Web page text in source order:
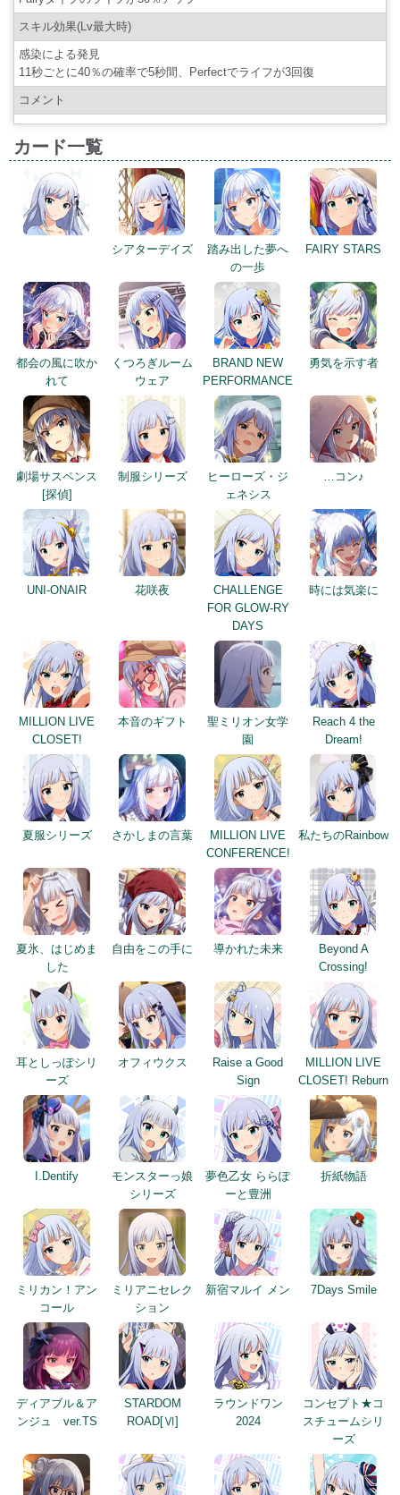
スキル効果(Lv最大時)
感染による発見
11秒ごとに40％の確率で5秒間、Perfectでライフが3回復
コメント
カード一覧
シアターデイズ
踏み出した夢へ
の一歩
FAIRY STARS
都会の風に吹か
れて
くつろぎルーム
ウェア
BRAND NEW
PERFORMANCE
勇気を示す者
劇場サスペンス
[探偵]
制服シリーズ
ヒーローズ・ジ
ェネシス
…コン♪
UNI-ONAIR 花咲夜
CHALLENGE
FOR GLOW-RY
DAYS
時には気楽に
MILLION LIVE
CLOSET!
本音のギフト
聖ミリオン女学
園
Reach 4 the
Dream!
夏服シリーズ さかしまの言葉
MILLION LIVE
CONFERENCE!
私たちのRainbow
夏氷、はじめま
した
自由をこの手に 導かれた未来
Beyond A
Crossing!
耳としっぽシリ
ーズ
オフィウクス
Raise a Good
Sign
MILLION LIVE
CLOSET! Reburn
I.Dentify
モンスターっ娘
シリーズ
夢色乙女 ららぽ
ーと豊洲
折紙物語
ミリカン！アン
コール
ミリアニセレク
ション
新宿マルイ メン 7Days Smile
ディアブル＆ア
ンジュ ver.TS
STARDOM
ROAD[Ⅵ]
ラウンドワン
2024
コンセプト★コ
スチュームシリ
ーズ